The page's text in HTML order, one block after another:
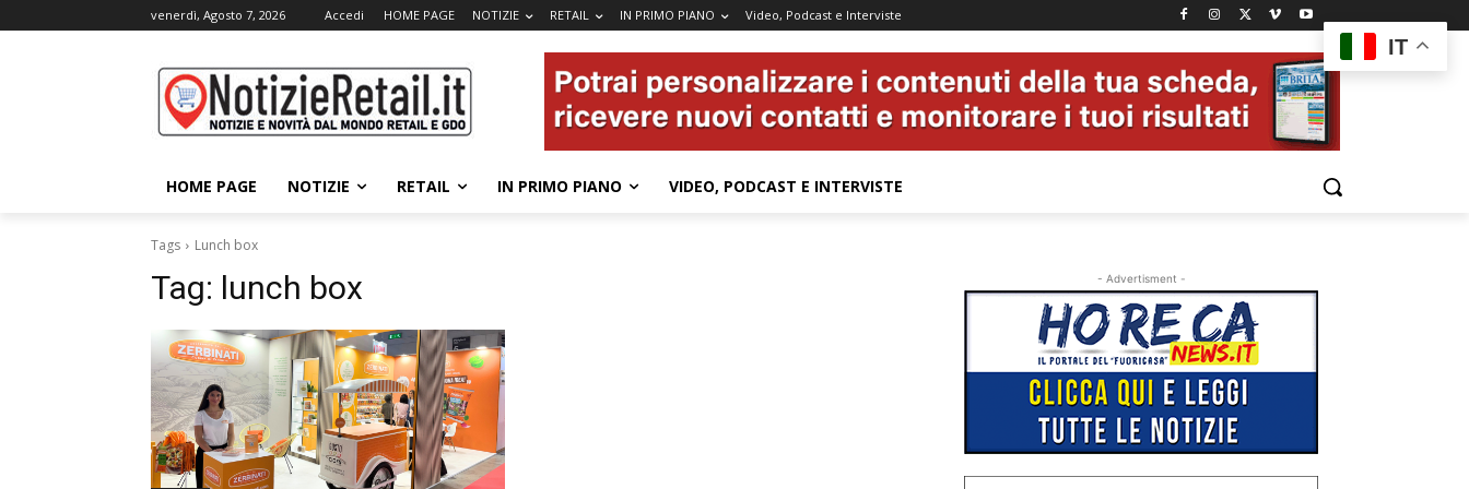
venerdì, Agosto 7, 2026 Accedi HOME PAGE NOTIZIE RETAIL IN PRIMO PIANO Video, Podcast e Interviste
HOME PAGE NOTIZIE RETAIL IN PRIMO PIANO VIDEO, PODCAST E INTERVISTE
Tags Lunch box
Tag: lunch box - Advertisment -
IT